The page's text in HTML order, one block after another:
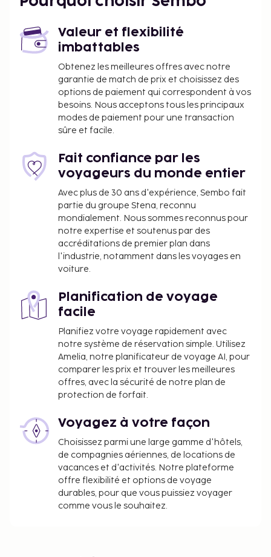
supplément. La catégorie de l’hébergement, fournie
type d’hébergement, les équipements et les
services.
Valeur et flexibilité
imbattables
Obtenez les meilleures offres avec notre
garantie de match de prix et choisissez des
options de paiement qui correspondent à vos
besoins. Nous acceptons tous les principaux
modes de paiement pour une transaction
sûre et facile.
Fait confiance par les
voyageurs du monde entier
Avec plus de 30 ans d'expérience, Sembo fait
partie du groupe Stena, reconnu
mondialement. Nous sommes reconnus pour
notre expertise et soutenus par des
accréditations de premier plan dans
l'industrie, notamment dans les voyages en
voiture.
Planification de voyage
facile
Planifiez votre voyage rapidement avec
notre système de réservation simple. Utilisez
Amelia, notre planificateur de voyage AI, pour
comparer les prix et trouver les meilleures
offres, avec la sécurité de notre plan de
protection de forfait.
Voyagez à votre façon
Choisissez parmi une large gamme d'hôtels,
de compagnies aériennes, de locations de
vacances et d'activités. Notre plateforme
offre flexibilité et options de voyage
durables, pour que vous puissiez voyager
comme vous le souhaitez.